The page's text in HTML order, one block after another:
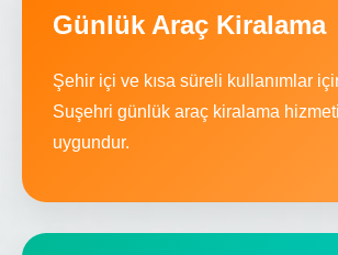
Günlük Araç Kiralama
Şehir içi ve kısa süreli kullanımlar
Suşehri günlük araç kiralama
uygundur.